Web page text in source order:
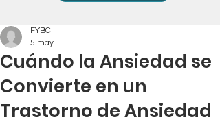
Cuándo la Ansiedad se
Convierte en un
Trastorno de Ansiedad
FYBC
5 may